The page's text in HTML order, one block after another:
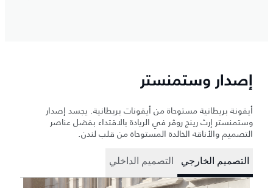
إصدار وستمنستر
أيقونة بريطانية مستوحاة من أيقونات بريطانية. يجسد إصدار
وستمنستر إرث رينج روڤر في الريادة بالاقتداء بفضل عناصر
التصميم والأناقة الخالدة المستوحاة من قلب لندن.
التصميم الخارجي التصميم الداخلي